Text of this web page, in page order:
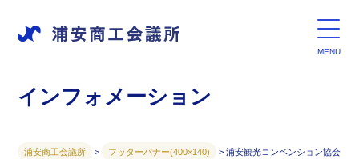
インフォメーション
浦安商工会議所 > フッターバナー(400×140) >浦安観光コンベンション協会